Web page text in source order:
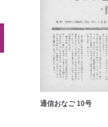
通信おなご 10号